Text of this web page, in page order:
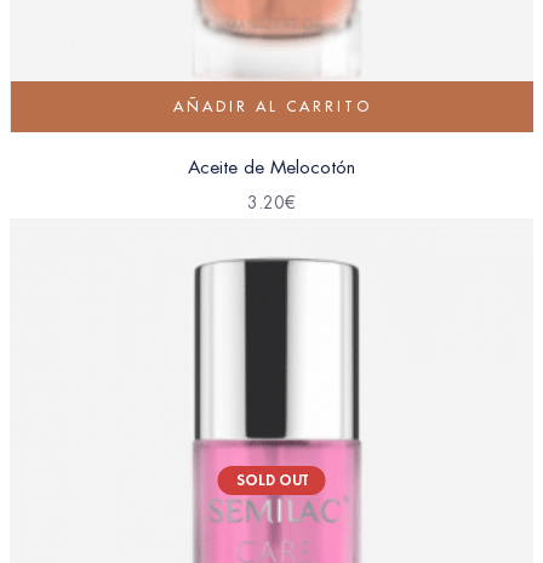
AÑADIR AL CARRITO
Aceite de Melocotón
3.20€
SOLD OUT